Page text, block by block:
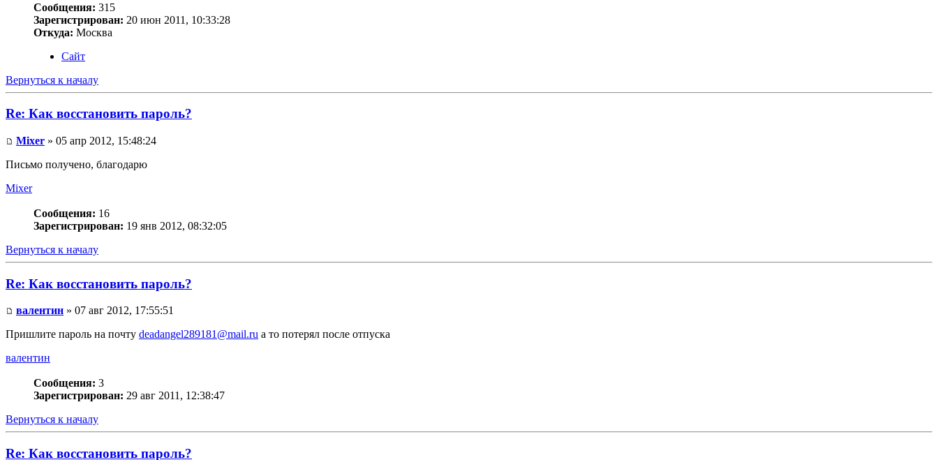
Сообщения: 315
Зарегистрирован: 20 июн 2011, 10:33:28
Откуда: Москва
Сайт
Вернуться к началу
Re: Как восстановить пароль?
Mixer » 05 апр 2012, 15:48:24
Письмо получено, благодарю
Mixer
Сообщения: 16
Зарегистрирован: 19 янв 2012, 08:32:05
Вернуться к началу
Re: Как восстановить пароль?
валентин » 07 авг 2012, 17:55:51
Пришлите пароль на почту deadangel289181@mail.ru а то потерял после отпуска
валентин
Сообщения: 3
Зарегистрирован: 29 авг 2011, 12:38:47
Вернуться к началу
Re: Как восстановить пароль?